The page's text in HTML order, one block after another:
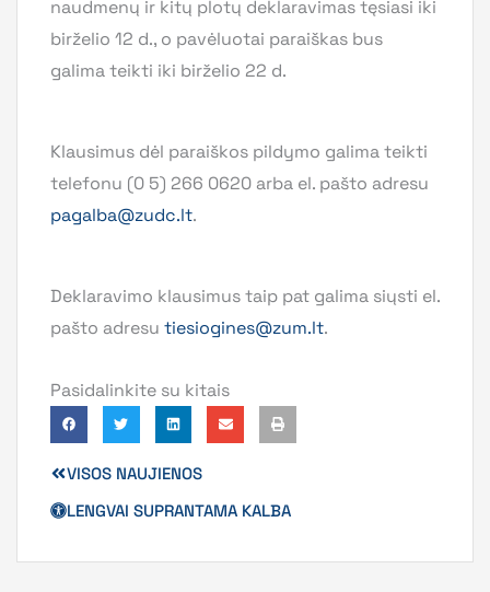
naudmenų ir kitų plotų deklaravimas tęsiasi iki
birželio 12 d., o pavėluotai paraiškas bus
galima teikti iki birželio 22 d.
Klausimus dėl paraiškos pildymo galima teikti
telefonu (0 5) 266 0620 arba el. pašto adresu
pagalba@zudc.lt.
Deklaravimo klausimus taip pat galima siųsti el.
pašto adresu tiesiogines@zum.lt.
Pasidalinkite su kitais
VISOS NAUJIENOS
LENGVAI SUPRANTAMA KALBA